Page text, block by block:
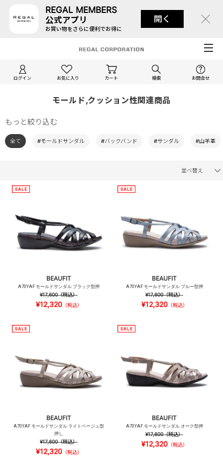
REGAL MEMBERS
公式アプリ
お買い物をさらに便利でお得に
開く
ログイン お気に入り カート 検索 お問合せ
モールド,クッション性関連商品
もっと絞り込む
全て #モールドサンダル #バックバンド #サンダル #山羊革
並べ替え
BEAUFIT
A70YAF モールドサンダル ブラック型押
¥17,600（税込）
¥12,320（税込）
BEAUFIT
A70YAF モールドサンダル ブルー型押
¥17,600（税込）
¥12,320（税込）
BEAUFIT
A70YAF モールドサンダル ライトベージュ型
押し
¥17,600（税込）
¥12,320（税込）
BEAUFIT
A70YAF モールドサンダル オーク型押
¥17,600（税込）
¥12,320（税込）